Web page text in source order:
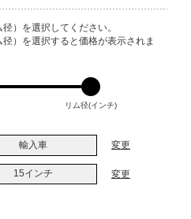
）を選択してください。
）を選択すると価格が表示されま
リム径(インチ)
輸入車 変更
15インチ 変更